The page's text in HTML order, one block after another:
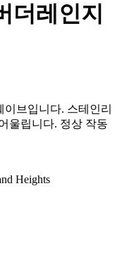
더레인지
브입니다. 스테인리
울립니다. 정상 작동
Heights